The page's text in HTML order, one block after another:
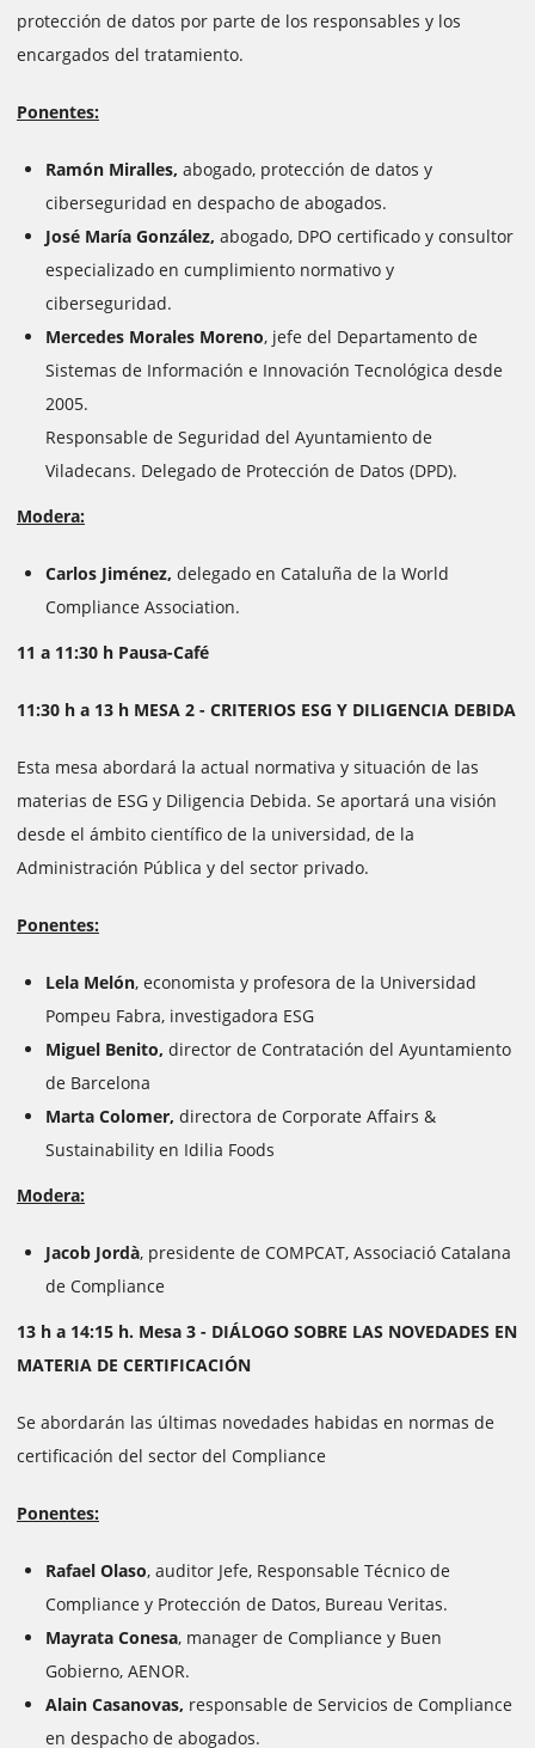
protección de datos por parte de los responsables y los
encargados del tratamiento.
Ponentes:
Ramón Miralles, abogado, protección de datos y
ciberseguridad en despacho de abogados.
José María González, abogado, DPO certificado y consultor
especializado en cumplimiento normativo y
ciberseguridad.
Mercedes Morales Moreno, jefe del Departamento de
Sistemas de Información e Innovación Tecnológica desde
2005.
Responsable de Seguridad del Ayuntamiento de
Viladecans. Delegado de Protección de Datos (DPD).
Modera:
Carlos Jiménez, delegado en Cataluña de la World
Compliance Association.
11 a 11:30 h Pausa-Café
11:30 h a 13 h MESA 2 - CRITERIOS ESG Y DILIGENCIA DEBIDA
Esta mesa abordará la actual normativa y situación de las
materias de ESG y Diligencia Debida. Se aportará una visión
desde el ámbito científico de la universidad, de la
Administración Pública y del sector privado.
Ponentes:
Lela Melón, economista y profesora de la Universidad
Pompeu Fabra, investigadora ESG
Miguel Benito, director de Contratación del Ayuntamiento
de Barcelona
Marta Colomer, directora de Corporate Affairs &
Sustainability en Idilia Foods
Modera:
Jacob Jordà, presidente de COMPCAT, Associació Catalana
de Compliance
13 h a 14:15 h. Mesa 3 - DIÁLOGO SOBRE LAS NOVEDADES EN
MATERIA DE CERTIFICACIÓN
Se abordarán las últimas novedades habidas en normas de
certificación del sector del Compliance
Ponentes:
Rafael Olaso, auditor Jefe, Responsable Técnico de
Compliance y Protección de Datos, Bureau Veritas.
Mayrata Conesa, manager de Compliance y Buen
Gobierno, AENOR.
Alain Casanovas, responsable de Servicios de Compliance
en despacho de abogados.